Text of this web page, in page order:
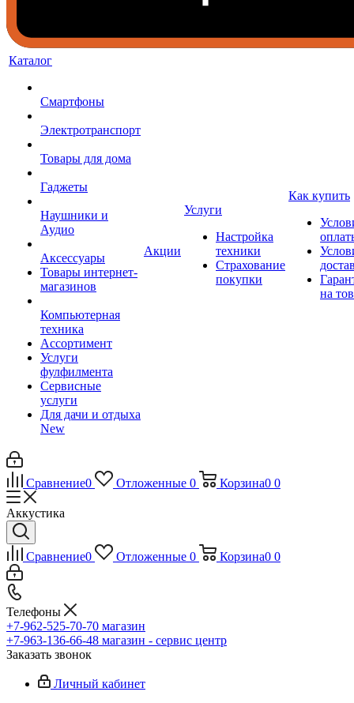
Каталог
Смартфоны
Электротранспорт
Товары для дома
Гаджеты
Наушники и
Аудио
Аксессуары
Товары интернет-
магазинов
Компьютерная
техника
Ассортимент
Услуги
фулфилмента
Сервисные
услуги
Для дачи и отдыха
New
Акции
Услуги
Настройка
техники
Страхование
покупки
Как купить
на
Сравнение0 Отложенные 0 Корзина0 0
Аккустика
Сравнение0 Отложенные 0 Корзина0 0
Телефоны
+7-962-525-70-70 магазин
+7-963-136-66-48 магазин - сервис центр
Заказать звонок
Личный кабинет